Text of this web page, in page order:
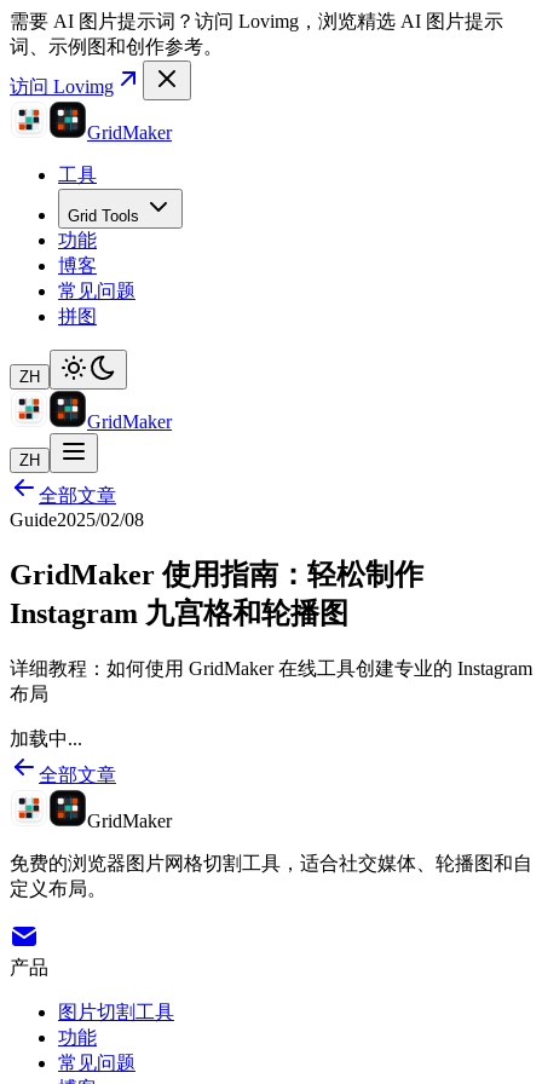
需要 AI 图片提示词？ 访问 Lovimg，浏览精选 AI 图片提示
词、示例图和创作参考。
访问 Lovimg
GridMaker
工具
Grid Tools
功能
博客
常见问题
拼图
ZH
GridMaker
ZH
全部文章
Guide2025/02/08
GridMaker 使用指南：轻松制作
Instagram 九宫格和轮播图
详细教程：如何使用 GridMaker 在线工具创建专业的 Instagram
布局
加载中...
全部文章
GridMaker
免费的浏览器图片网格切割工具，适合社交媒体、轮播图和自
定义布局。
产品
图片切割工具
功能
常见问题